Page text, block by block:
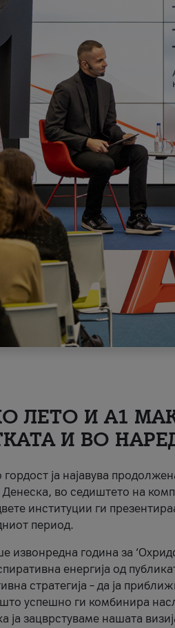
ЛЕТО И A1
И ВО
ја најавува
Денеска, во седиштето на
институции ги
период.
извонредна година за
енергија од
стратегија – да ја
успешно ги комбинира
ја зацврстуваме нашата